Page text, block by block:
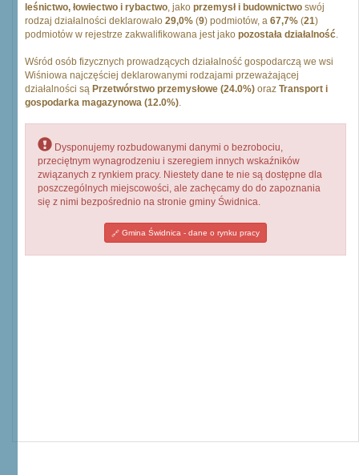
leśnictwo, łowiectwo i rybactwo, jako przemysł i budownictwo swój
rodzaj działalności deklarowało 29,0% (9) podmiotów, a 67,7% (21)
podmiotów w rejestrze zakwalifikowana jest jako pozostała działalność.
Wśród osób fizycznych prowadzących działalność gospodarczą we wsi
Wiśniowa najczęściej deklarowanymi rodzajami przeważającej
działalności są Przetwórstwo przemysłowe (24.0%) oraz Transport i
gospodarka magazynowa (12.0%).
Dysponujemy rozbudowanymi danymi o bezrobociu,
przeciętnym wynagrodzeniu i szeregiem innych wskaźników
związanych z rynkiem pracy. Niestety dane te nie są dostępne dla
poszczególnych miejscowości, ale zachęcamy do do zapoznania
się z nimi bezpośrednio na stronie gminy Świdnica.
Gmina Świdnica - dane o rynku pracy